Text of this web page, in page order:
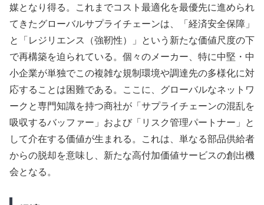
媒となり得る。これまでコスト最適化を最優先に進められ
てきたグローバルサプライチェーンは、「経済安全保障」
と「レジリエンス（強靭性）」という新たな価値尺度の下
で再構築を迫られている。個々のメーカー、特に中堅・中
小企業が単独でこの複雑な規制環境や調達先の多様化に対
応することは困難である。ここに、グローバルなネットワ
ークと専門知識を持つ商社が「サプライチェーンの混乱を
吸収するバッファー」および「リスク管理パートナー」と
して介在する価値が生まれる。これは、単なる部品供給者
からの脱却を意味し、新たな高付加価値サービスの創出機
会となる。